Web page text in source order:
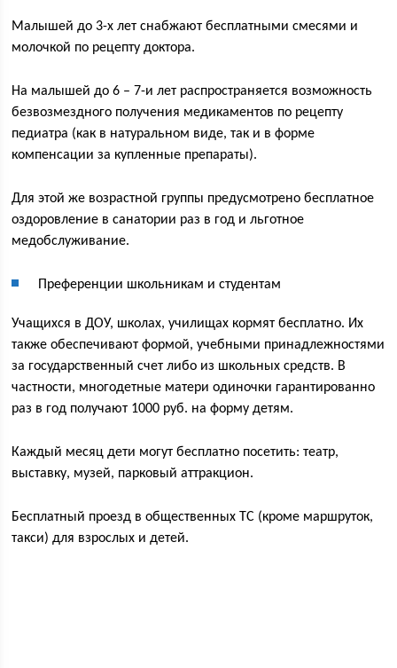
Малышей до 3-х лет снабжают бесплатными смесями и
молочкой по рецепту доктора.
На малышей до 6 – 7-и лет распространяется возможность
безвозмездного получения медикаментов по рецепту
педиатра (как в натуральном виде, так и в форме
компенсации за купленные препараты).
Для этой же возрастной группы предусмотрено бесплатное
оздоровление в санатории раз в год и льготное
медобслуживание.
Преференции школьникам и студентам
Учащихся в ДОУ, школах, училищах кормят бесплатно. Их
также обеспечивают формой, учебными принадлежностями
за государственный счет либо из школьных средств. В
частности, многодетные матери одиночки гарантированно
раз в год получают 1000 руб. на форму детям.
Каждый месяц дети могут бесплатно посетить: театр,
выставку, музей, парковый аттракцион.
Бесплатный проезд в общественных ТС (кроме маршруток,
такси) для взрослых и детей.